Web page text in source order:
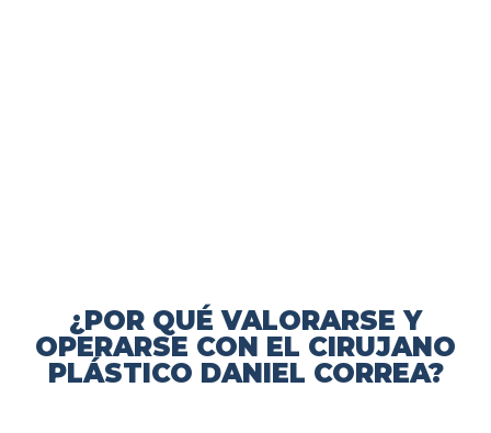
¿POR QUÉ VALORARSE Y
OPERARSE CON EL CIRUJANO
PLÁSTICO DANIEL CORREA?